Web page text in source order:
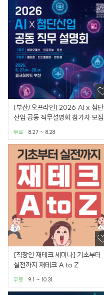
[부산/오프라인] 2026 AI x 첨단
산업 공동 직무설명회 참가자 모집
8.27 ~ 8.28
무료
[직장인 재테크 세미나] 기초부터
실전까지 재테크 A to Z
9.1 ~ 10.31
무료